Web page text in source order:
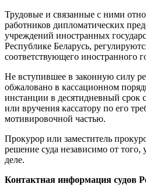
Трудовые и связанные с ними
работников дипломатических
учреждений иностранных
Республике Беларусь,
соответствующего иностранного
Не вступившее в законную силу
обжаловано в кассационном
инстанции в десятидневный срок
или вручения кассатору по его
мотивировочной частью.
Прокурор или заместитель
решение суда независимо от того,
деле.
Контактная информация судов